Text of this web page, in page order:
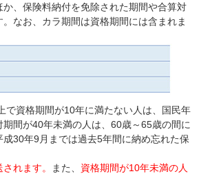
、保険料納付を免除された期間や合算対
なお、カラ期間は資格期間には含まれま
資格期間が10年に満たない人は、国民年
間が40年未満の人は、60歳～65歳の間に
30年9月までは過去5年間に納め忘れた保
れます。
また、 資格期間が10年未満の人